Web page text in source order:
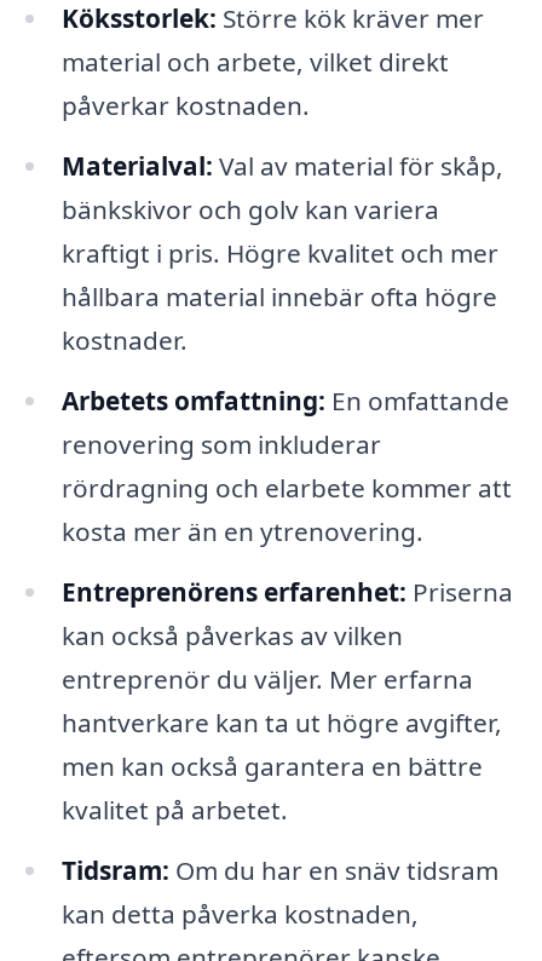
Köksstorlek: Större kök kräver mer
material och arbete, vilket direkt
påverkar kostnaden.
Materialval: Val av material för skåp,
bänkskivor och golv kan variera
kraftigt i pris. Högre kvalitet och mer
hållbara material innebär ofta högre
kostnader.
Arbetets omfattning: En omfattande
renovering som inkluderar
rördragning och elarbete kommer att
kosta mer än en ytrenovering.
Entreprenörens erfarenhet: Priserna
kan också påverkas av vilken
entreprenör du väljer. Mer erfarna
hantverkare kan ta ut högre avgifter,
men kan också garantera en bättre
kvalitet på arbetet.
Tidsram: Om du har en snäv tidsram
kan detta påverka kostnaden,